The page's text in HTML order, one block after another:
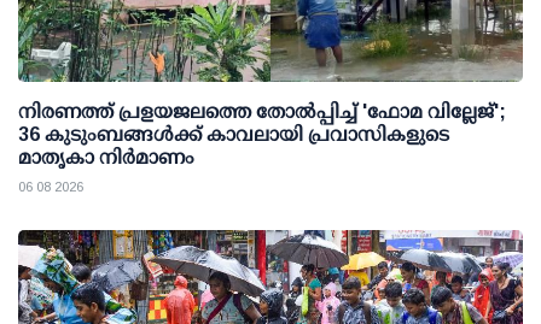
നിരണത്ത് പ്രളയജലത്തെ തോല്‍പ്പിച്ച് 'ഫോമ വില്ലേജ്';
36 കുടുംബങ്ങള്‍ക്ക് കാവലായി പ്രവാസികളുടെ
മാതൃകാ നിര്‍മാണം
06 08 2026